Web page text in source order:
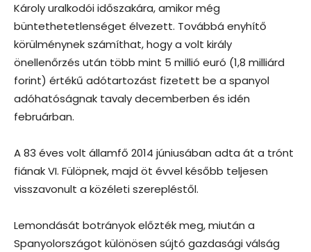
Károly uralkodói időszakára, amikor még
büntethetetlenséget élvezett. Továbbá enyhítő
körülménynek számíthat, hogy a volt király
önellenőrzés után több mint 5 millió euró (1,8 milliárd
forint) értékű adótartozást fizetett be a spanyol
adóhatóságnak tavaly decemberben és idén
februárban.
A 83 éves volt államfő 2014 júniusában adta át a trónt
fiának VI. Fülöpnek, majd öt évvel később teljesen
visszavonult a közéleti szerepléstől.
Lemondását botrányok előzték meg, miután a
Spanyolországot különösen sújtó gazdasági válság